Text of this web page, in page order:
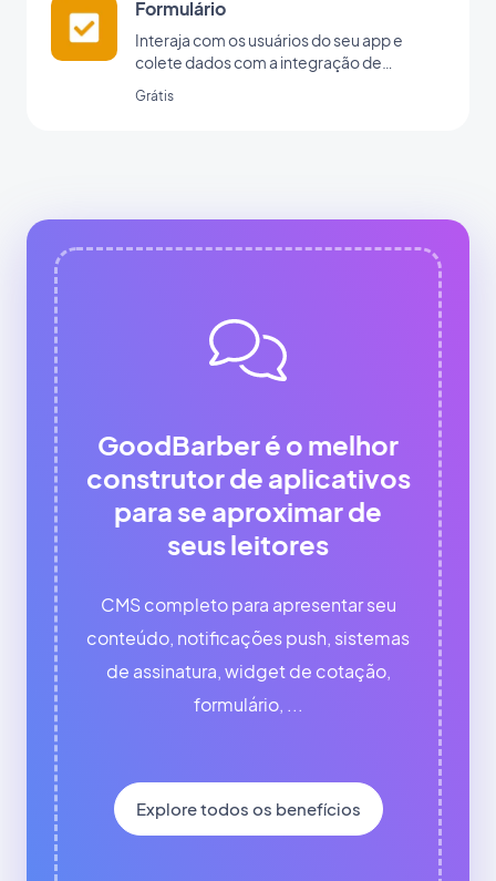
Formulário
Interaja com os usuários do seu app e
colete dados com a integração de
Grátis
GoodBarber é o melhor
construtor de aplicativos
para se aproximar de
seus leitores
CMS completo para apresentar seu
conteúdo, notificações push, sistemas
de assinatura, widget de cotação,
formulário, ...
Explore todos os benefícios